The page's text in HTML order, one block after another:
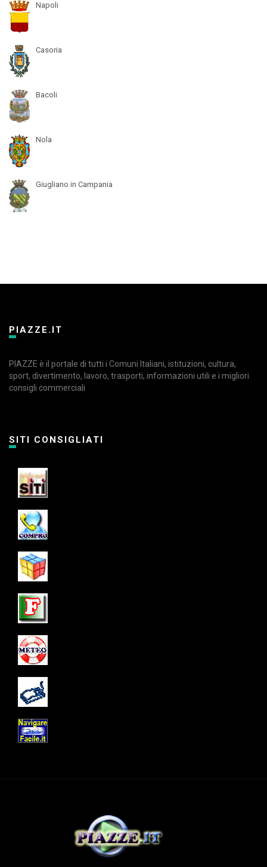
Napoli
Casoria
Bacoli
Nola
Giugliano in Campania
PIAZZE.IT
PIAZZE è il portale di tutti i Comuni Italiani, istituzioni, cultura,
sport, divertimento, lavoro, trasporti, informazioni utili e i migliori
consigli commerciali
SITI CONSIGLIATI